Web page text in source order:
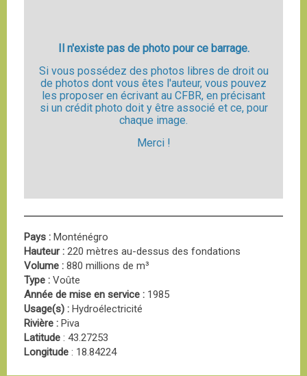
Il n'existe pas de photo pour ce barrage.
Si vous possédez des photos libres de droit ou
de photos dont vous êtes l'auteur, vous pouvez
les proposer en écrivant au CFBR, en précisant
si un crédit photo doit y être associé et ce, pour
chaque image.
Merci !
Pays : Monténégro
Hauteur : 220 mètres au-dessus des fondations
Volume : 880 millions de m³
Type : Voûte
Année de mise en service : 1985
Usage(s) : Hydroélectricité
Rivière : Piva
Latitude : 43.27253
Longitude : 18.84224